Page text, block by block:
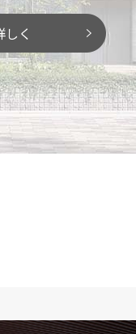
しく
のつながりなど、図面や
体感いただけます。椅子
でじっくり確認して、新し